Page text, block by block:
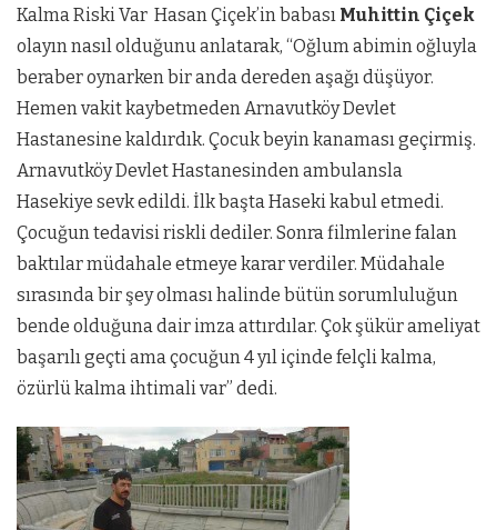
Kalma Riski Var Hasan Çiçek’in babası Muhittin Çiçek
olayın nasıl olduğunu anlatarak, “Oğlum abimin oğluyla
beraber oynarken bir anda dereden aşağı düşüyor.
Hemen vakit kaybetmeden Arnavutköy Devlet
Hastanesine kaldırdık. Çocuk beyin kanaması geçirmiş.
Arnavutköy Devlet Hastanesinden ambulansla
Hasekiye sevk edildi. İlk başta Haseki kabul etmedi.
Çocuğun tedavisi riskli dediler. Sonra filmlerine falan
baktılar müdahale etmeye karar verdiler. Müdahale
sırasında bir şey olması halinde bütün sorumluluğun
bende olduğuna dair imza attırdılar. Çok şükür ameliyat
başarılı geçti ama çocuğun 4 yıl içinde felçli kalma,
özürlü kalma ihtimali var” dedi.